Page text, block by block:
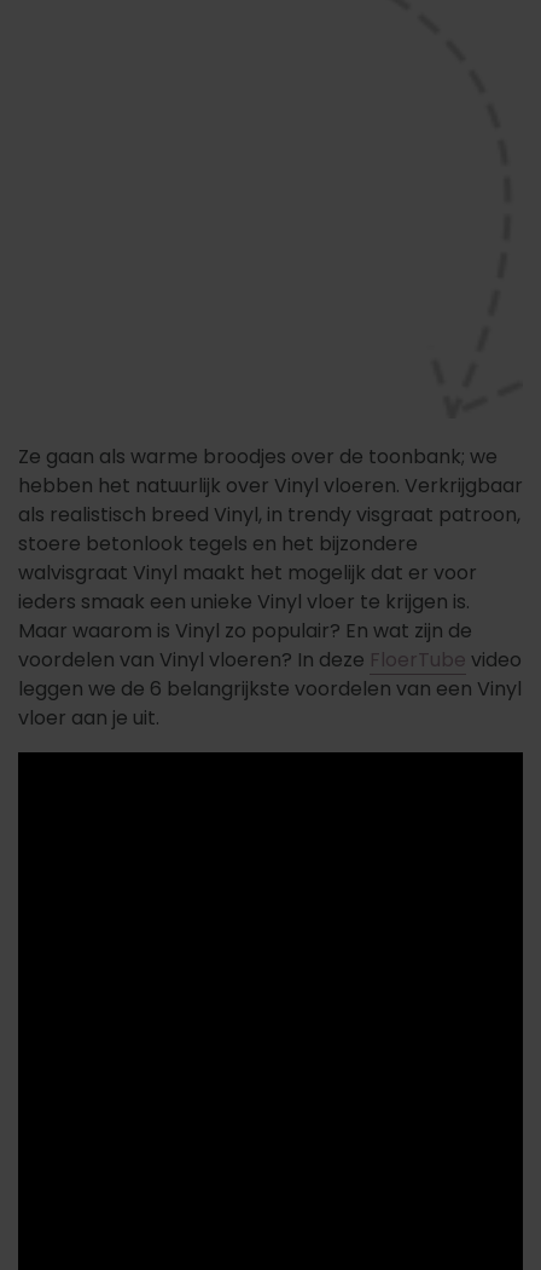
Ze gaan als warme broodjes over de toonbank; we
hebben het natuurlijk over Vinyl vloeren. Verkrijgbaar
als realistisch breed Vinyl, in trendy visgraat patroon,
stoere betonlook tegels en het bijzondere
walvisgraat Vinyl maakt het mogelijk dat er voor
ieders smaak een unieke Vinyl vloer te krijgen is.
Maar waarom is Vinyl zo populair? En wat zijn de
voordelen van Vinyl vloeren? In deze FloerTube video
leggen we de 6 belangrijkste voordelen van een Vinyl
vloer aan je uit.